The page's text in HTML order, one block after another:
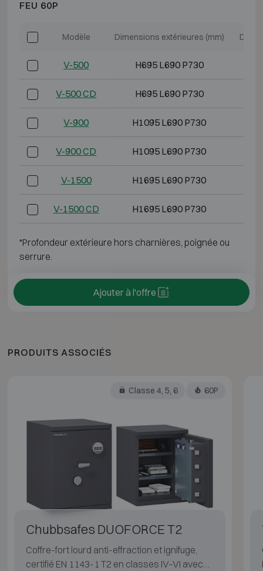
FEU 60P
Modèle Dimensions extérieures (mm)
V-500 H695 L690 P730
V-500 CD H695 L690 P730
V-900 H1095 L690 P730
V-900 CD H1095 L690 P730
V-1500 H1695 L690 P730
V-1500 CD H1695 L690 P730
*Profondeur extérieure hors charnières, poignée ou
serrure.
Ajouter à l'offre
PRODUITS ASSOCIÉS
Classe 4, 5, 6 60P
Chubbsafes DUOFORCE T2
Coffre-fort lourd anti-effraction et ignifuge,
certifié EN 1143-1 T2 en classes IV–VI avec